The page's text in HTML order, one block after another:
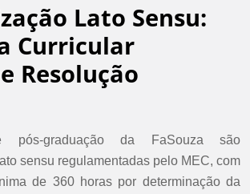
Lato Sensu:
Curricular
Resolução
graduação da FaSouza são
sensu regulamentadas pelo MEC, com
de 360 horas por determinação da